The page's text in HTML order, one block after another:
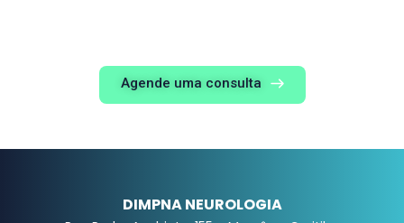
Agende uma consulta
DIMPNA NEUROLOGIA